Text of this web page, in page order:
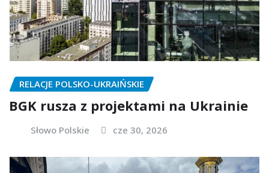
RELACJE POLSKO-UKRAIŃSKIE
BGK rusza z projektami na Ukrainie
Słowo Polskie cze 30, 2026